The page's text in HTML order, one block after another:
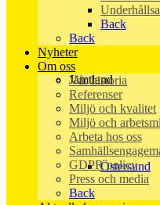
Jämtland
Östersund
Back
Back
Nyheter
Om oss
Vår historia
Referenser
Miljö och kvalitet
Miljö och
Arbeta hos oss
GDPR policy
Press och media
Back